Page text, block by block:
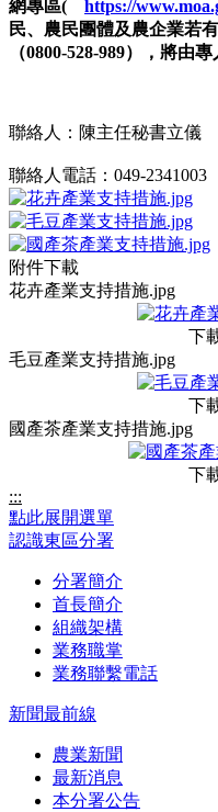
網專區( https://
民、農民團體及農企業若
（0800-528-989），將由專
聯絡人：陳主任秘書立儀
聯絡人電話：049-2341003
附件下載
花卉產業支持措施.jpg
下
毛豆產業支持措施.jpg
下
國產茶產業支持措施.jpg
下
:::
點此展開選單
認識東區分署
分署簡介
首長簡介
組織架構
業務職掌
業務聯繫電話
新聞最前線
農業新聞
最新消息
本分署公告